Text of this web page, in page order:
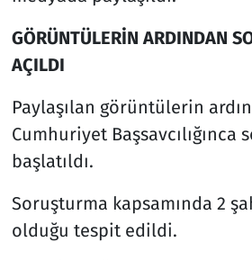
GÖRÜNTÜLERİN ARDINDAN
AÇILDI
Paylaşılan görüntülerin
Cumhuriyet Başsavcılığınca
başlatıldı.
Soruşturma kapsamında 2
olduğu tespit edildi.